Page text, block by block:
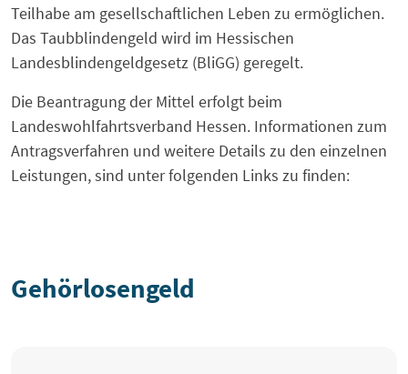
Teilhabe am gesellschaftlichen Leben zu ermöglichen.
Das Taubblindengeld wird im Hessischen
Landesblindengeldgesetz (BliGG) geregelt.
Die Beantragung der Mittel erfolgt beim
Landeswohlfahrtsverband Hessen. Informationen zum
Antragsverfahren und weitere Details zu den einzelnen
Leistungen, sind unter folgenden Links zu finden:
Gehörlosengeld